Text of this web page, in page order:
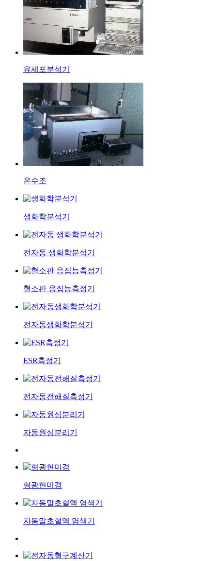
유세포분석기
온수조
생화학분석기
전자동 생화학분석기
혈소판 응집능측정기
전자동생화학분석기
ESR측정기
전자동전해질측정기
자동원심분리기
형광현미경
자동말초혈액 염색기